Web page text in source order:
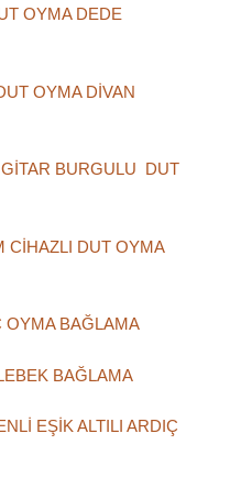
OYMA DEDE
OYMA DİVAN
BURGULU DUT
CİHAZLI DUT OYMA
OYMA BAĞLAMA
BAĞLAMA
EŞİK ALTILI ARDIÇ